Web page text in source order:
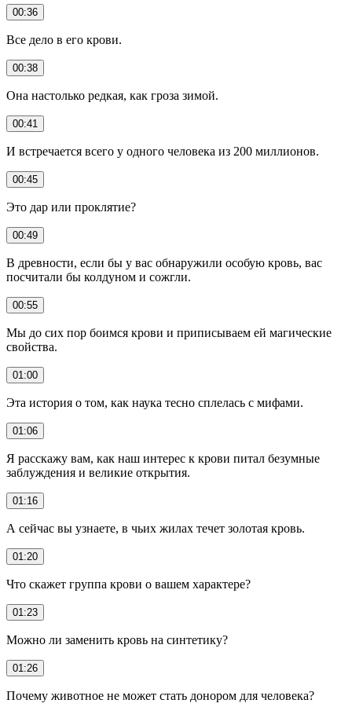
00:36
Все дело в его крови.
00:38
Она настолько редкая, как гроза зимой.
00:41
И встречается всего у одного человека из 200 миллионов.
00:45
Это дар или проклятие?
00:49
В древности, если бы у вас обнаружили особую кровь, вас
посчитали бы колдуном и сожгли.
00:55
Мы до сих пор боимся крови и приписываем ей магические
свойства.
01:00
Эта история о том, как наука тесно сплелась с мифами.
01:06
Я расскажу вам, как наш интерес к крови питал безумные
заблуждения и великие открытия.
01:16
А сейчас вы узнаете, в чьих жилах течет золотая кровь.
01:20
Что скажет группа крови о вашем характере?
01:23
Можно ли заменить кровь на синтетику?
01:26
Почему животное не может стать донором для человека?